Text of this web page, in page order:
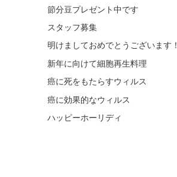
節分豆プレゼント中です
スタッフ募集
明けましておめでとうございます！
新年に向けて細胞再生料理
癌に死をもたらすウィルス
癌に効果的なウィルス
ハッピーホーリディ